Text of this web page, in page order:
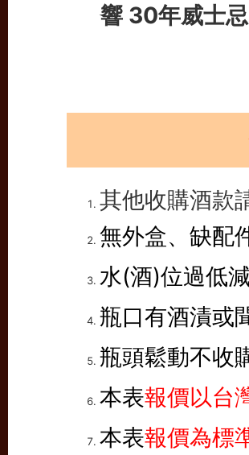
響 30年威士忌
其他收購酒款
無外盒、缺配
水(酒)位過低
瓶口有酒漬或
瓶頭鬆動不收
本表報價以台
本表報價為標